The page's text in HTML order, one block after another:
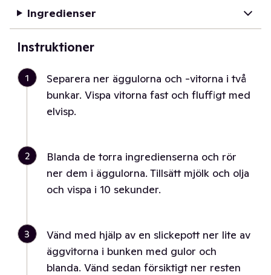
Ingredienser
Instruktioner
1
Separera ner äggulorna och -vitorna i två
bunkar. Vispa vitorna fast och fluffigt med
elvisp.
2
Blanda de torra ingredienserna och rör
ner dem i äggulorna. Tillsätt mjölk och olja
och vispa i 10 sekunder.
3
Vänd med hjälp av en slickepott ner lite av
äggvitorna i bunken med gulor och
blanda. Vänd sedan försiktigt ner resten